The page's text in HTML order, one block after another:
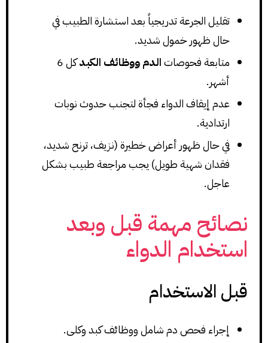
تقليل الجرعة تدريجياً بعد استشارة الطبيب في
حال ظهور خمول شديد.
متابعة فحوصاتالدم ووظائف الكبد
كل 6
أشهر.
عدم إيقاف الدواء فجأة لتجنب حدوث نوبات
ارتدادية.
في حال ظهور أعراض خطيرة (نزيف، ترنح شديد،
فقدان شهية طويل) يجب مراجعة طبيب بشكل
عاجل.
نصائح مهمة قبل وبعد
استخدام الدواء
قبل الاستخدام
إجراء فحص دم شامل ووظائف كبد وكلى.